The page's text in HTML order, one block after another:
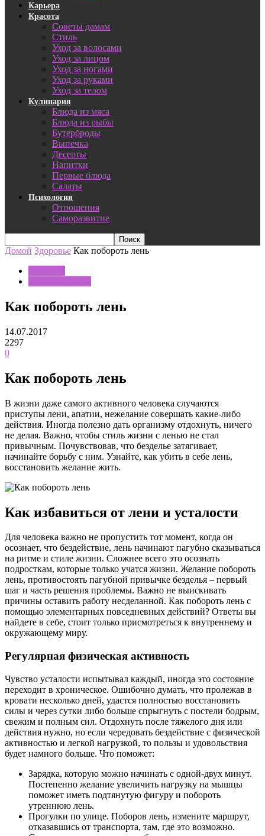
Карьера
Красота
Советы дамам
Стиль
Уход за волосами
Уход за лицом
Уход за ногами
Уход за руками
Уход за телом
Кулинария
Блюда из мяса
Блюда из рыбы
Бутерброды
Выпечка
Десерты
Напитки
Первые блюда
Салаты
Психология
Отношения
Саморазвитие
Домой Здоровье Как побороть лень
Как побороть лень
14.07.2017
2297
0
Как побороть лень
В жизни даже самого активного человека случаются
приступы лени, апатии, нежелание совершать какие-либо
действия. Иногда полезно дать организму отдохнуть, ничего
не делая. Важно, чтобы стиль жизни с ленью не стал
привычным. Почувствовав, что безделье затягивает,
начинайте борьбу с ним. Узнайте, как убить в себе лень,
восстановить желание жить.
Как избавиться от лени и усталости
Для человека важно не пропустить тот момент, когда он
осознает, что бездействие, лень начинают пагубно сказываться
на ритме и стиле жизни. Сложнее всего это осознать
подросткам, которые только учатся жизни. Желание побороть
лень, противостоять пагубной привычке безделья – первый
шаг и часть решения проблемы. Важно не выискивать
причины оставить работу несделанной. Как побороть лень с
помощью элементарных повседневных действий? Ответы вы
найдете в себе, стоит только присмотреться к внутреннему и
окружающему миру.
Регулярная физическая активность
Чувство усталости испытывал каждый, иногда это состояние
переходит в хроническое. Ошибочно думать, что пролежав в
кровати несколько дней, удастся полностью восстановить
силы и через сутки либо больше спрыгнуть с постели бодрым,
свежим и полным сил. Отдохнуть после тяжелого дня или
действия нужно, но если чередовать бездействие с физической
активностью и легкой нагрузкой, то пользы и удовольствия
будет намного больше. Что поможет:
Зарядка, которую можно начинать с одной-двух минут.
Постепенно желание увеличить нагрузку на мышцы
поможет иметь подтянутую фигуру и побороть
утреннюю лень.
Прогулки по улице. Поборов лень, измените маршрут,
отказавшись от транспорта, там, где это возможно.